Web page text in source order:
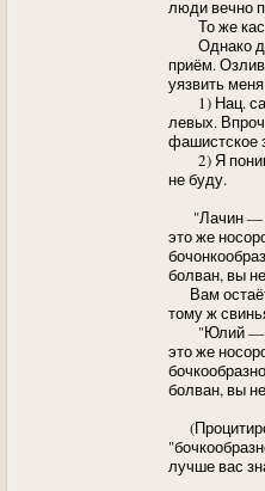
люди вечно
То же
Однако
приём.
уязвить
1) Нац.
левых.
фашистское
2) Я
не буду.
"Лачин — я
это же
болван, вы
Вам
тому ж
"Юлий — я
это же
болван, вы
лучше вас